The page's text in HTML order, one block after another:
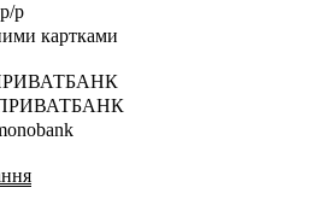
р
картками
ПРИВАТБАНК
ПРИВАТБАНК